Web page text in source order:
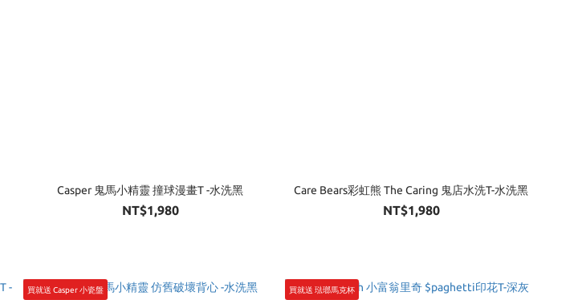
Casper 鬼馬小精靈 撞球漫畫T -水洗黑
NT$1,980
Care Bears彩虹熊 The Caring 鬼店水洗T-水洗黑
NT$1,980
買就送 Casper 小瓷盤 買就送 琺瑯馬克杯